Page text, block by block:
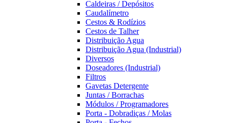
Caldeiras / Depósitos
Caudalímetro
Cestos & Rodízios
Cestos de Talher
Distribuição Agua
Distribuição Agua (Industrial)
Diversos
Doseadores (Industrial)
Filtros
Gavetas Detergente
Juntas / Borrachas
Módulos / Programadores
Porta - Dobradiças / Molas